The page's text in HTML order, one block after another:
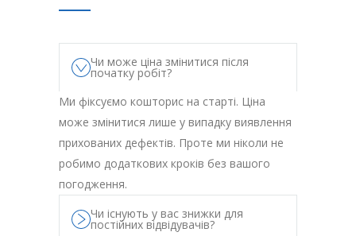
Чи може ціна змінитися після
початку робіт?
Ми фіксуємо кошторис на старті. Ціна
може змінитися лише у випадку виявлення
прихованих дефектів. Проте ми ніколи не
робимо додаткових кроків без вашого
погодження.
Чи існують у вас знижки для
постійних відвідувачів?